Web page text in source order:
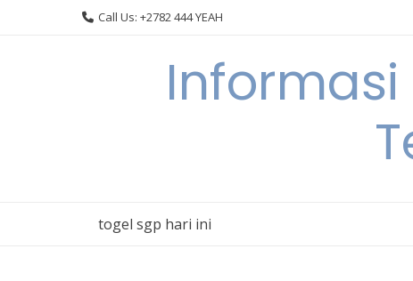
Call Us: +2782 444 YEAH
togel sgp hari ini